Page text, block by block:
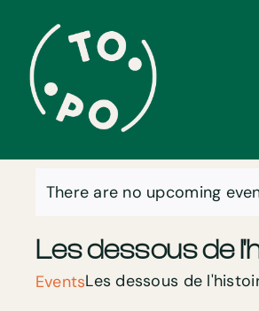
content
Notice
There are no upcoming
Les dessous de
EventsLes dessous de